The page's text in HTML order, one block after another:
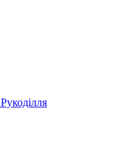
Рукоділля